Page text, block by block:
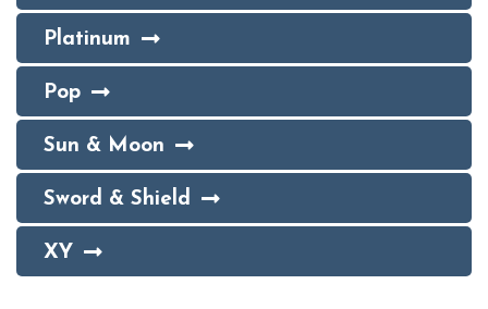
Platinum
Pop
Sun & Moon
Sword & Shield
XY